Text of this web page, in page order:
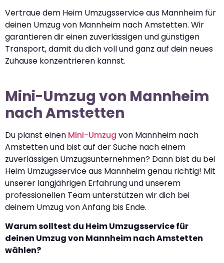
Vertraue dem Heim Umzugsservice aus Mannheim für
deinen Umzug von Mannheim nach Amstetten. Wir
garantieren dir einen zuverlässigen und günstigen
Transport, damit du dich voll und ganz auf dein neues
Zuhause konzentrieren kannst.
Mini-Umzug von Mannheim
nach Amstetten
Du planst einen Mini-Umzug von Mannheim nach
Amstetten und bist auf der Suche nach einem
zuverlässigen Umzugsunternehmen? Dann bist du bei
Heim Umzugsservice aus Mannheim genau richtig! Mit
unserer langjährigen Erfahrung und unserem
professionellen Team unterstützen wir dich bei
deinem Umzug von Anfang bis Ende.
Warum solltest du Heim Umzugsservice für
deinen Umzug von Mannheim nach Amstetten
wählen?